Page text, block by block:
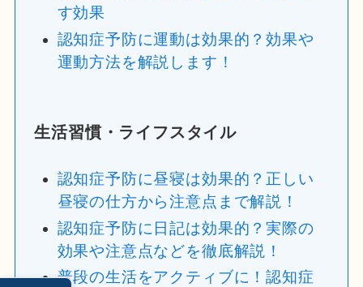
す効果
認知症予防に運動は効果的？効果や
運動方法を解説します！
生活習慣・ライフスタイル
認知症予防に昼寝は効果的？正しい
昼寝の仕方から注意点まで解説！
認知症予防に日記は効果的？実際の
効果や注意点などを徹底解説！
普段の生活をアクティブに！認知症